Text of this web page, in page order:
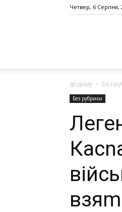
Четвер, 6 Серпня,
додому Без
Без рубрики